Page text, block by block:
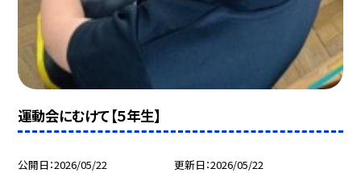
運動会にむけて【５年生】
公開日 2026/05/22 更新日 2026/05/22